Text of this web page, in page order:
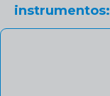
instrumentos: